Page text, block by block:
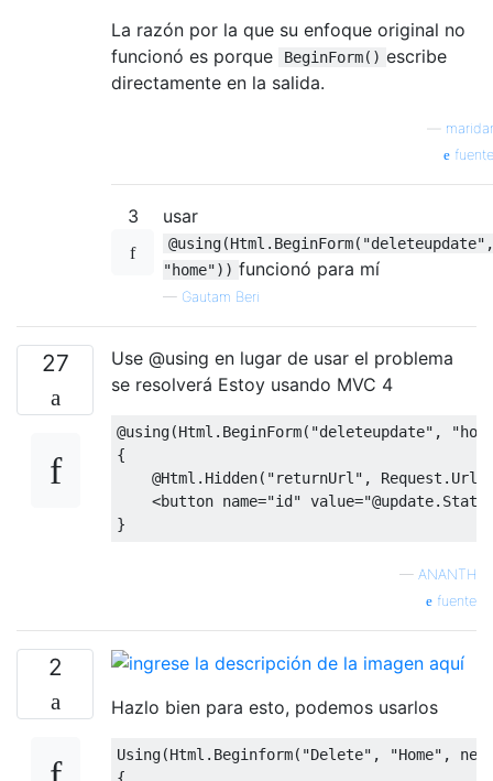
La razón por la que su enfoque original no
funcionó es porque
BeginForm() escribe
directamente en la salida.
maridar
fuente
3 usar
@using(Html.BeginForm("deleteupdate",
"home")) funcionó para mí
— Gautam Beri
27
Use @using en lugar de usar el problema
se resolverá Estoy usando MVC 4
@using(Html . BeginForm( "deleteupdate" ,
{
@Html . Hidden( "returnUrl" , Request . Url
<button name="id" value=
}
— ANANTH
fuente
2
Hazlo bien para esto, podemos usarlos
Using(Html.Beginform("Delete", "Home",